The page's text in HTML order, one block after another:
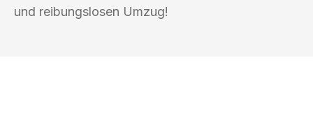
und reibungslosen Umzug!